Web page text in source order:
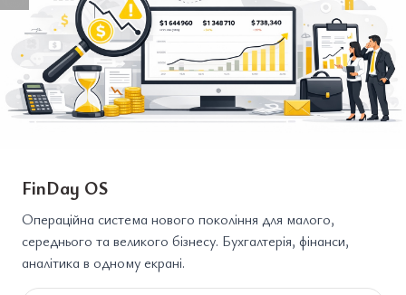
FinDay OS
Операційна система нового покоління для малого,
середнього та великого бізнесу. Бухгалтерія, фінанси,
аналітика в одному екрані.